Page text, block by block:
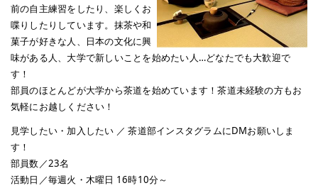
前の自主練習をしたり、楽しくお
喋りしたりしています。抹茶や和
菓子が好きな人、日本の文化に興
味がある人、大学で新しいことを始めたい人…どなたでも大歓迎で
す！
部員のほとんどが大学から茶道を始めています！茶道未経験の方もお
気軽にお越しください！
見学したい・加入したい ／ 茶道部インスタグラムにDMお願いしま
す！
部員数／23名
活動日／毎週火・木曜日 16時10分～